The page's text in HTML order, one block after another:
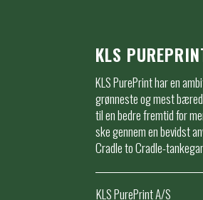
KLS
KLS PurePrint har en
grønneste og mest
til en bedre fremtid for
ske gennem en bevidst
Cradle to Cradle-
KLS PurePrint A/S